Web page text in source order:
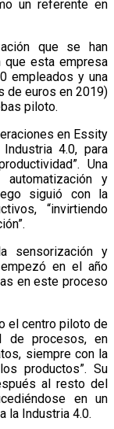
un referente en
que se han
que esta empresa
empleados y una
de euros en 2019)
piloto.
en Essity
Industria 4.0, para
Una
y
siguió con la
“invirtiendo
sensorización y
en el año
en este proceso
el centro piloto de
de procesos, en
siempre con la
productos”. Su
al resto del
en un
la Industria 4.0.